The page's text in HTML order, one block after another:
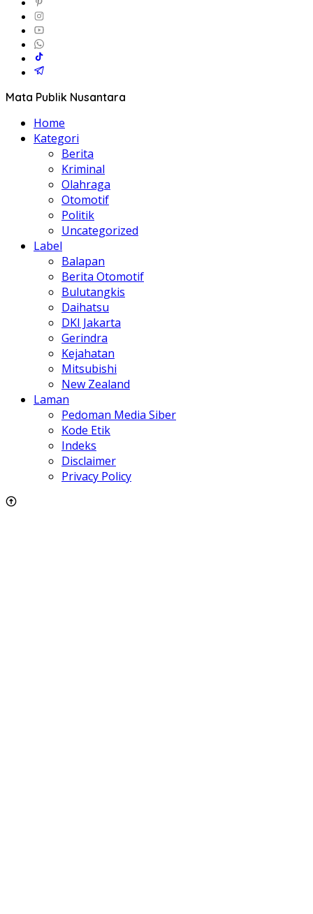
Mata Publik Nusantara
Home
Kategori
Berita
Kriminal
Olahraga
Otomotif
Politik
Uncategorized
Label
Balapan
Berita Otomotif
Bulutangkis
Daihatsu
DKI Jakarta
Gerindra
Kejahatan
Mitsubishi
New Zealand
Laman
Pedoman Media Siber
Kode Etik
Indeks
Disclaimer
Privacy Policy